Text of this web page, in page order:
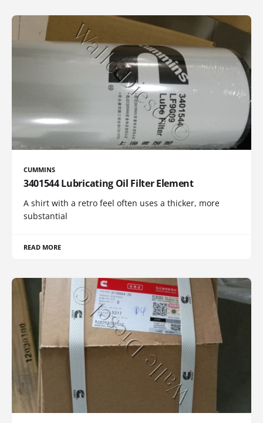
CUMMINS
3401544 Lubricating Oil Filter Element
A shirt with a retro feel often uses a thicker, more
substantial
READ MORE